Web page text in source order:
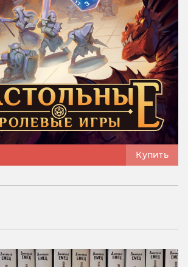
Купить